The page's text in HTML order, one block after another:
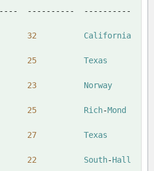
----------
----------
32
California
25
Texas
23
Norway
25 Rich-Mond
27
Texas
22 South-Hall